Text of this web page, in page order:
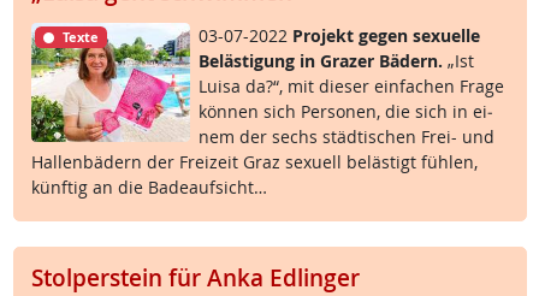
Texte 03-07-2022 Pro­jekt ge­gen se­xu­el­le
Be­läs­t­i­gung in Gra­zer Bä­d­ern. „Ist
Lui­sa da?“, mit die­ser ein­fa­chen Fra­ge
kön­nen sich Per­so­nen, die sich in ei­
nem der sechs städ­ti­schen Frei- und
Hal­len­bä­d­ern der Frei­zeit Graz se­xu­ell be­läs­t­igt füh­len,
künf­tig an die Ba­de­auf­sicht…
Stolperstein für Anka Edlinger